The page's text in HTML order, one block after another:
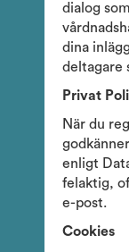
dialog
dina
deltagare
Privat
När du
enligt
felaktig,
e-post.
Cookies